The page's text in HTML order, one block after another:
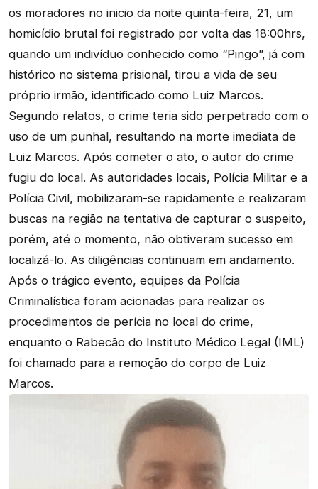
os moradores no inicio da noite quinta-feira, 21, um
homicídio brutal foi registrado por volta das 18:00hrs,
quando um indivíduo conhecido como “Pingo”, já com
histórico no sistema prisional, tirou a vida de seu
próprio irmão, identificado como Luiz Marcos.
Segundo relatos, o crime teria sido perpetrado com o
uso de um punhal, resultando na morte imediata de
Luiz Marcos. Após cometer o ato, o autor do crime
fugiu do local. As autoridades locais, Polícia Militar e a
Polícia Civil, mobilizaram-se rapidamente e realizaram
buscas na região na tentativa de capturar o suspeito,
porém, até o momento, não obtiveram sucesso em
localizá-lo. As diligências continuam em andamento.
Após o trágico evento, equipes da Polícia
Criminalística foram acionadas para realizar os
procedimentos de perícia no local do crime,
enquanto o Rabecão do Instituto Médico Legal (IML)
foi chamado para a remoção do corpo de Luiz
Marcos.